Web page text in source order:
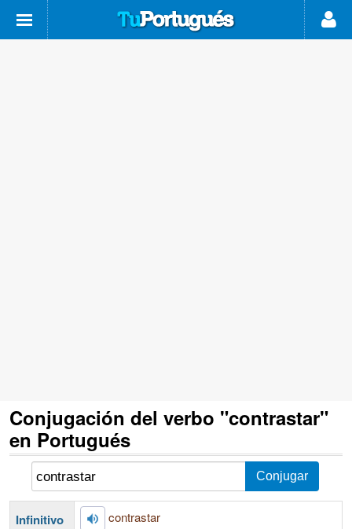
Conjugación del verbo "contrastar"
en Portugués
Infinitivo contrastar